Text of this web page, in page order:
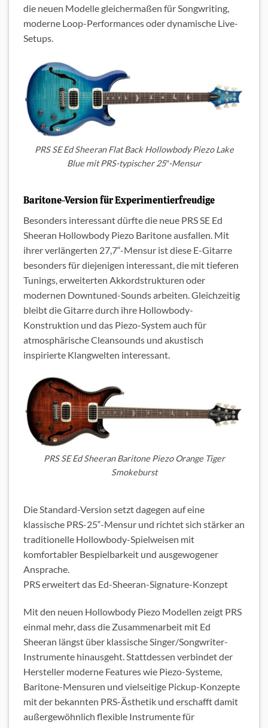
die neuen Modelle gleichermaßen für Songwriting,
moderne Loop-Performances oder dynamische Live-
Setups.
PRS SE Ed Sheeran Flat Back Hollowbody Piezo Lake
Blue mit PRS-typischer 25″-Mensur
Baritone-Version für Experimentierfreudige
Besonders interessant dürfte die neue PRS SE Ed
Sheeran Hollowbody Piezo Baritone ausfallen. Mit
ihrer verlängerten 27,7“-Mensur ist diese E-Gitarre
besonders für diejenigen interessant, die mit tieferen
Tunings, erweiterten Akkordstrukturen oder
modernen Downtuned-Sounds arbeiten. Gleichzeitig
bleibt die Gitarre durch ihre Hollowbody-
Konstruktion und das Piezo-System auch für
atmosphärische Cleansounds und akustisch
inspirierte Klangwelten interessant.
PRS SE Ed Sheeran Baritone Piezo Orange Tiger
Smokeburst
Die Standard-Version setzt dagegen auf eine
klassische PRS-25“-Mensur und richtet sich stärker an
traditionelle Hollowbody-Spielweisen mit
komfortabler Bespielbarkeit und ausgewogener
Ansprache.
PRS erweitert das Ed-Sheeran-Signature-Konzept
Mit den neuen Hollowbody Piezo Modellen zeigt PRS
einmal mehr, dass die Zusammenarbeit mit Ed
Sheeran längst über klassische Singer/Songwriter-
Instrumente hinausgeht. Stattdessen verbindet der
Hersteller moderne Features wie Piezo-Systeme,
Baritone-Mensuren und vielseitige Pickup-Konzepte
mit der bekannten PRS-Ästhetik und erschafft damit
außergewöhnlich flexible Instrumente für